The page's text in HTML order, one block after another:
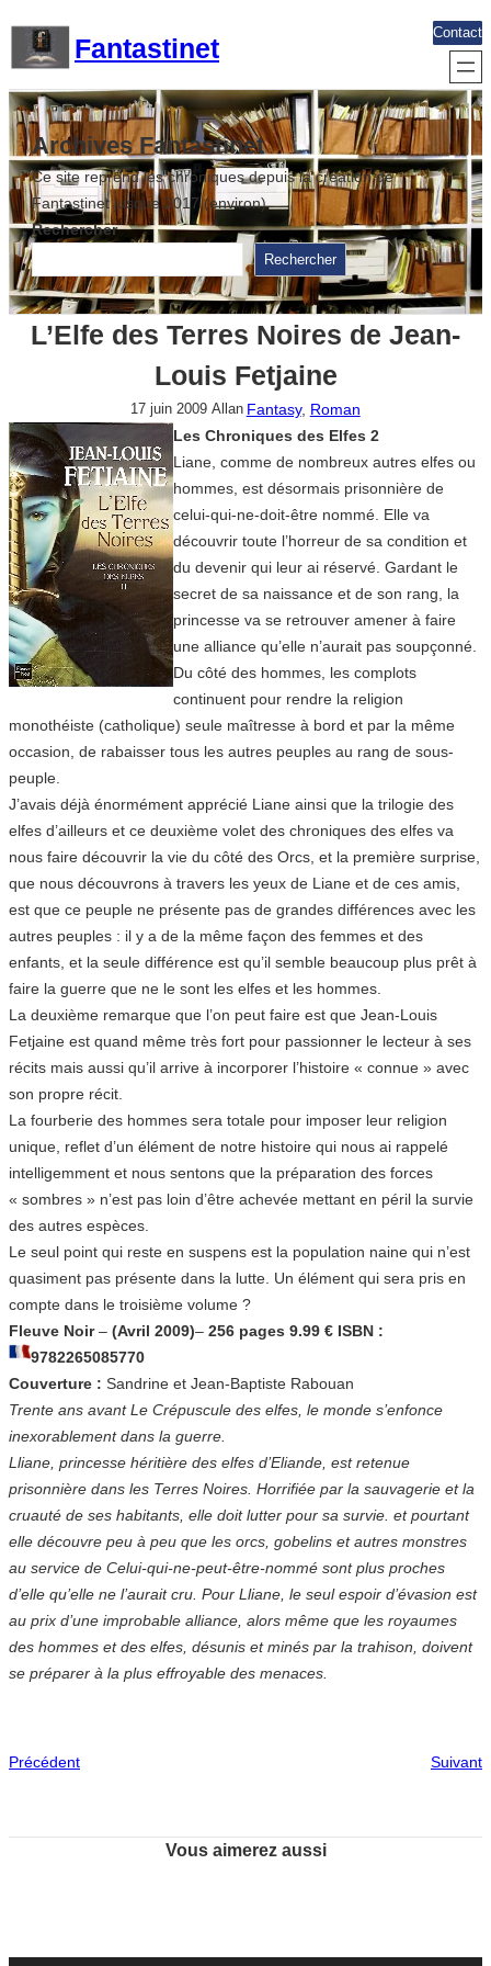
contenu
Fantastinet
Contact
Archives Fantastinet
Ce site reprend les chroniques depuis la création de
Fantastinet jusque 2017 (environ)
Rechercher
Rechercher
L’Elfe des Terres Noires de Jean-
Louis Fetjaine
17 juin 2009 Allan Fantasy, Roman
Les Chroniques des Elfes 2
Liane, comme de nombreux autres elfes ou
hommes, est désormais prisonnière de
celui-qui-ne-doit-être nommé. Elle va
découvrir toute l’horreur de sa condition et
du devenir qui leur ai réservé. Gardant le
secret de sa naissance et de son rang, la
princesse va se retrouver amener à faire
une alliance qu’elle n’aurait pas soupçonné.
Du côté des hommes, les complots
continuent pour rendre la religion
monothéiste (catholique) seule maîtresse à bord et par la même
occasion, de rabaisser tous les autres peuples au rang de sous-
peuple.
J’avais déjà énormément apprécié Liane ainsi que la trilogie des
elfes d’ailleurs et ce deuxième volet des chroniques des elfes va
nous faire découvrir la vie du côté des Orcs, et la première surprise,
que nous découvrons à travers les yeux de Liane et de ces amis,
est que ce peuple ne présente pas de grandes différences avec les
autres peuples : il y a de la même façon des femmes et des
enfants, et la seule différence est qu’il semble beaucoup plus prêt à
faire la guerre que ne le sont les elfes et les hommes.
La deuxième remarque que l’on peut faire est que Jean-Louis
Fetjaine est quand même très fort pour passionner le lecteur à ses
récits mais aussi qu’il arrive à incorporer l’histoire « connue » avec
son propre récit.
La fourberie des hommes sera totale pour imposer leur religion
unique, reflet d’un élément de notre histoire qui nous ai rappelé
intelligemment et nous sentons que la préparation des forces
« sombres » n’est pas loin d’être achevée mettant en péril la survie
des autres espèces.
Le seul point qui reste en suspens est la population naine qui n’est
quasiment pas présente dans la lutte. Un élément qui sera pris en
compte dans le troisième volume ?
Fleuve Noir– (Avril 2009)– 256 pages 9.99 € ISBN :
9782265085770
Couverture : Sandrine et Jean-Baptiste Rabouan
Trente ans avant Le Crépuscule des elfes, le monde s’enfonce
inexorablement dans la guerre.
Lliane, princesse héritière des elfes d’Eliande, est retenue
prisonnière dans les Terres Noires. Horrifiée par la sauvagerie et la
cruauté de ses habitants, elle doit lutter pour sa survie. et pourtant
elle découvre peu à peu que les orcs, gobelins et autres monstres
au service de Celui-qui-ne-peut-être-nommé sont plus proches
d’elle qu’elle ne l’aurait cru. Pour Lliane, le seul espoir d’évasion est
au prix d’une improbable alliance, alors même que les royaumes
des hommes et des elfes, désunis et minés par la trahison, doivent
se préparer à la plus effroyable des menaces.
Précédent Suivant
Vous aimerez aussi